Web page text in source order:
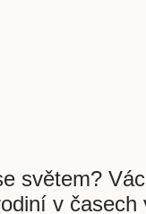
světem?
v časech